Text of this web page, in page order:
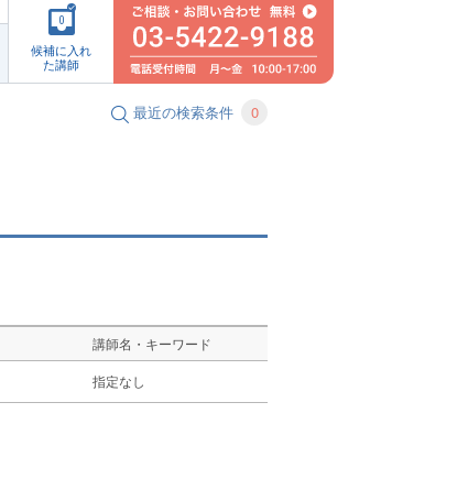
0
候補に入れ
た講師
最近の検索条件 0
講師名・キーワード
指定なし